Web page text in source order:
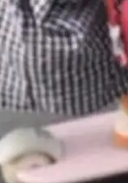
或
个
的
台
密
设
容
——
一
据
cel
据
暴
显
开
/ Z
，
No
这
一
版
De